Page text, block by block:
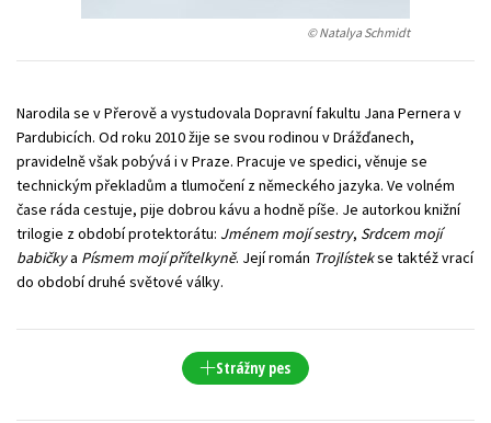
© Natalya Schmidt
Narodila se v Přerově a vystudovala Dopravní fakultu Jana Pernera v
Pardubicích. Od roku 2010 žije se svou rodinou v Drážďanech,
pravidelně však pobývá i v Praze. Pracuje ve spedici, věnuje se
technickým překladům a tlumočení z německého jazyka. Ve volném
čase ráda cestuje, pije dobrou kávu a hodně píše. Je autorkou knižní
trilogie z období protektorátu: Jménem mojí sestry, Srdcem mojí
babičkya Písmem mojí přítelkyně. Její román Trojlístekse taktéž vrací
do období druhé světové války.
Strážny pes